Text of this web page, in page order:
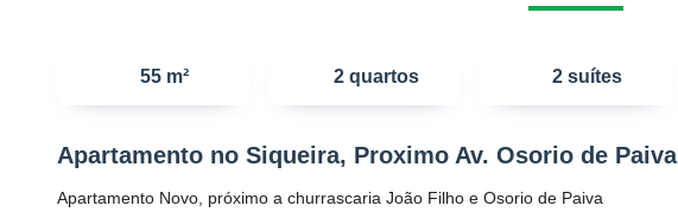
55 m² 2 quartos 2 suítes
Apartamento no Siqueira, Proximo Av. Osorio de Paiva
Apartamento Novo, próximo a churrascaria João Filho e Osorio de Paiva